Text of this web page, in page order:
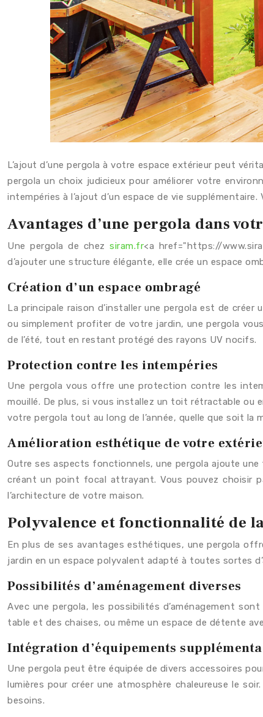
L’ajout d’une pergola à votre espace extérieur peut
pergola un choix judicieux pour améliorer votre
intempéries à l’ajout d’un espace de vie
Avantages d’une pergola dans
Une pergola de chezsiram.fr<a href="https://
d’ajouter une structure élégante, elle crée un espace
Création d’un espace ombragé
La principale raison d’installer une pergola est de
ou simplement profiter de votre jardin, une pergola
de l’été, tout en restant protégé des rayons UV nocifs.
Protection contre les intempéries
Une pergola vous offre une protection contre les
mouillé. De plus, si vous installez un toit rétractable ou
votre pergola tout au long de l’année, quelle que soit la
Amélioration esthétique de votre
Outre ses aspects fonctionnels, une pergola ajoute
créant un point focal attrayant. Vous pouvez choisir
l’architecture de votre maison.
Polyvalence et fonctionnalité de
En plus de ses avantages esthétiques, une pergola
jardin en un espace polyvalent adapté à toutes sortes
Possibilités d’aménagement diverses
Avec une pergola, les possibilités d’aménagement
table et des chaises, ou même un espace de détente
Intégration d’équipements
Une pergola peut être équipée de divers accessoires
lumières pour créer une atmosphère chaleureuse le
besoins.